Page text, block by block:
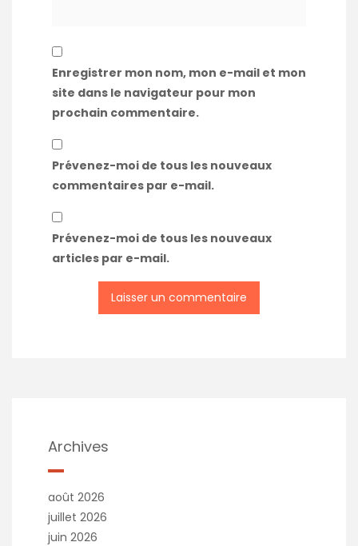
Enregistrer mon nom, mon e-mail et mon
site dans le navigateur pour mon
prochain commentaire.
Prévenez-moi de tous les nouveaux
commentaires par e-mail.
Prévenez-moi de tous les nouveaux
articles par e-mail.
Archives
août 2026
juillet 2026
juin 2026